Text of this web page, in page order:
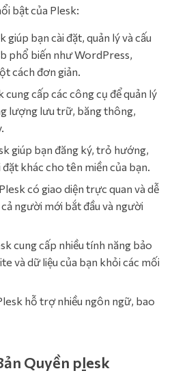
bật của Plesk:
giúp bạn cài đặt, quản lý và cấu
phổ biến như WordPress,
cách đơn giản.
cung cấp các công cụ để quản lý
lượng lưu trữ, băng thông,
giúp bạn đăng ký, trỏ hướng,
đặt khác cho tên miền của bạn.
có giao diện trực quan và dễ
người mới bắt đầu và người
cung cấp nhiều tính năng bảo
và dữ liệu của bạn khỏi các mối
hỗ trợ nhiều ngôn ngữ, bao
Quyền plesk